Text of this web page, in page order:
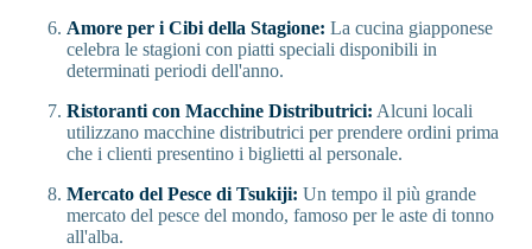
Amore per i Cibi della Stagione: La cucina giapponese
celebra le stagioni con piatti speciali disponibili in
determinati periodi dell'anno.
Ristoranti con Macchine Distributrici: Alcuni locali
utilizzano macchine distributrici per prendere ordini prima
che i clienti presentino i biglietti al personale.
Mercato del Pesce di Tsukiji: Un tempo il più grande
mercato del pesce del mondo, famoso per le aste di tonno
all'alba.